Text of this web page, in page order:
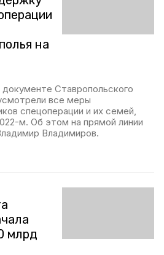
на
Ставропольского
все меры
спецоперации и их семей,
м. Об этом на прямой линии
Владимиров.
млрд